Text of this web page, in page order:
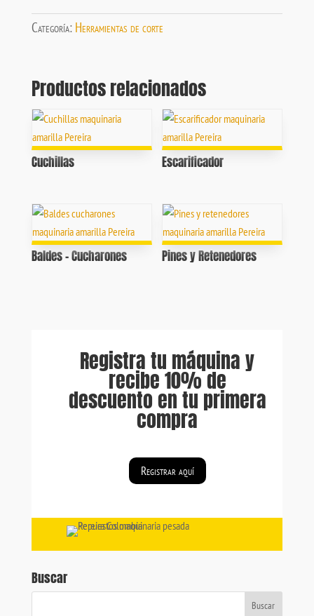
Categoría: Herramientas de corte
Productos relacionados
Cuchillas Escarificador
Baldes – Cucharones Pines y Retenedores
Registra tu máquina y
recibe 10% de
descuento en tu primera
compra
Registrar aquí
Buscar